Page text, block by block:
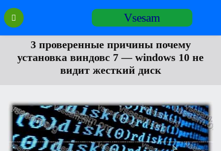
Перейти
содержанию
Vsesam
3 проверенные причины почему
установка виндовс 7 — windows 10 не
видит жесткий диск